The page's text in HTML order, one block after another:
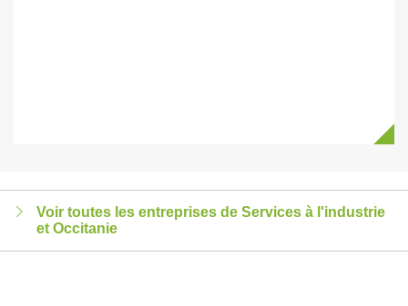
Voir toutes les entreprises de Services à l'industrie
et Occitanie